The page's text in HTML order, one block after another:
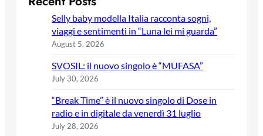
Selly baby modella Italia racconta sogni,
viaggi e sentimenti in “Luna lei mi guarda”
August 5, 2026
SVOSIL: il nuovo singolo è “MUFASA”
July 30, 2026
“Break Time” è il nuovo singolo di Dose in
radio e in digitale da venerdì 31 luglio
July 28, 2026